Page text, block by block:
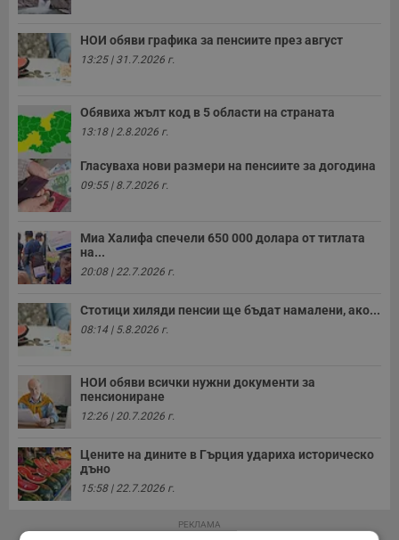
НОИ обяви графика за пенсиите през август
13:25 | 31.7.2026 г.
Обявиха жълт код в 5 области на страната
13:18 | 2.8.2026 г.
Гласуваха нови размери на пенсиите за догодина
09:55 | 8.7.2026 г.
Миа Халифа спечели 650 000 долара от титлата
на...
20:08 | 22.7.2026 г.
Стотици хиляди пенсии ще бъдат намалени, ако...
08:14 | 5.8.2026 г.
НОИ обяви всички нужни документи за
пенсиониране
12:26 | 20.7.2026 г.
Цените на дините в Гърция удариха историческо
дъно
15:58 | 22.7.2026 г.
РЕКЛАМА